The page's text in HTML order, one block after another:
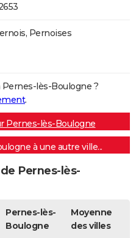
Pernoises
lès-Boulogne ?
.
Pernes-lès-Boulogne
à une autre ville...
Pernes-lès-
Pernes-lès-
Boulogne
Moyenne
des villes